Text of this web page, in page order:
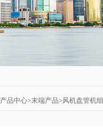
产品中心>末端产品> 风机盘管机组